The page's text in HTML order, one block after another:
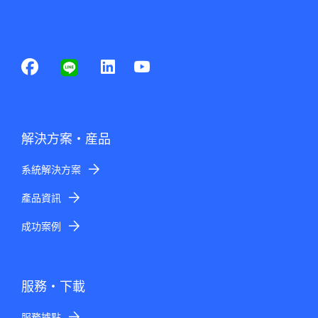
解決方案・産品
系統解決方案
產品資訊
成功案例
服務・下載